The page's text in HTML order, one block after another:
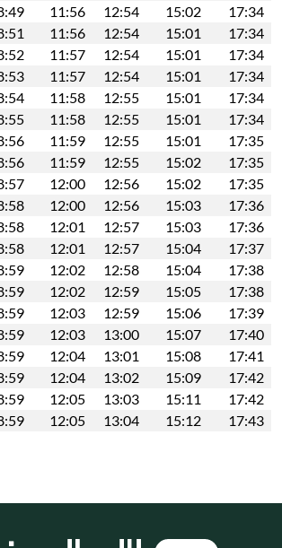
11:56 12:54 15:02
17:34
11:56 12:54 15:01
17:34
11:57 12:54 15:01
17:34
11:57 12:54 15:01
17:34
11:58 12:55 15:01
17:34
11:58 12:55 15:01
17:34
11:59 12:55 15:01
17:35
11:59 12:55 15:02
17:35
12:00 12:56 15:02
17:35
12:00 12:56 15:03
17:36
12:01 12:57 15:03
17:36
12:01 12:57 15:04
17:37
12:02 12:58 15:04
17:38
12:02 12:59 15:05
17:38
12:03 12:59 15:06
17:39
12:03 13:00 15:07
17:40
12:04 13:01 15:08
17:41
12:04 13:02 15:09
17:42
12:05 13:03 15:11
17:42
12:05 13:04 15:12 17:43